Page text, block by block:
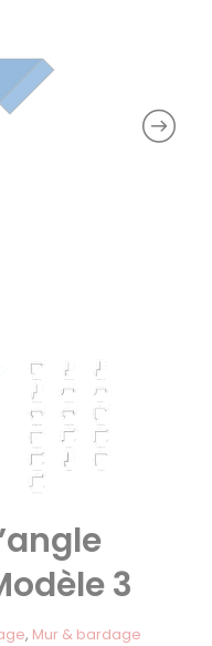
3
, Mur & bardage